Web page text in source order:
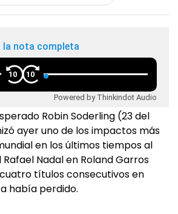
la nota completa
10 10
Powered by Thinkindot Audio
Robin Soderling (23 del
ayer uno de los impactos más
en los últimos tiempos al
Nadal en Roland Garros
títulos consecutivos en
había perdido.